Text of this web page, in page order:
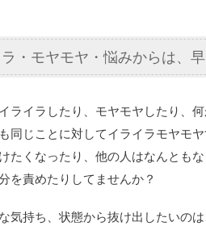
・モヤモヤ・悩みからは、
ライラしたり、モヤモヤしたり、
同じことに対してイライラモヤモ
たくなったり、他の人はなんとも
を責めたりしてませんか？
気持ち、状態から抜け出したいの